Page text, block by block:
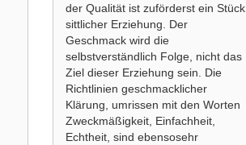
der Qualität ist zuförderst ein Stück
sittlicher Erziehung. Der
Geschmack wird die
selbstverständlich Folge, nicht das
Ziel dieser Erziehung sein. Die
Richtlinien geschmacklicher
Klärung, umrissen mit den Worten
Zweckmäßigkeit, Einfachheit,
Echtheit, sind ebensosehr